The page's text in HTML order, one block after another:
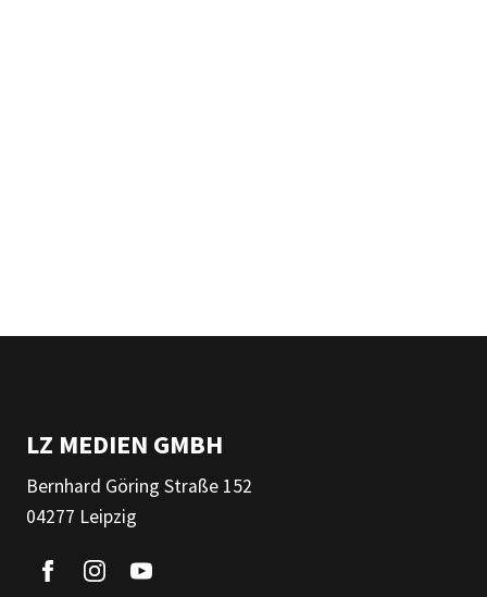
LZ MEDIEN GMBH
Bernhard Göring Straße 152
04277 Leipzig